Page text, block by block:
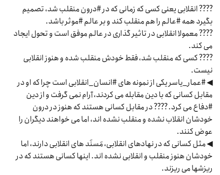
???? انقلابی یعنی کسی که زمانی که در #درون منقلب شد، تصمیم
بگیرد همه #عالم را هم منقلب کند و بر عالم #موثر باشد.
???? معمولا انقلابی در تاثیر گذاری در عالم موفق است و تحول ایجاد
می کند.
???? کسی که منقلب شد، فقط خودش منقلب شده و هنوز انقلابی
نیست.
◀ #عمار_یاسر یکی از نمونه های #انسان_انقلابی است چرا که او در
مقابل کسانی که با دین مقابله می کردند، آرام نمی گرفت و از دین
#دفاع می کرد. ???? در مقابل کسانی هستند که هنوز در درون
خودشان انقلاب نشده و منقلب نشده اند، اما می خواهند دیگران را
عوض کنند.
◀ مثل کسانی که در نهادهای انقلابی، مَسنَد های انقلابی دارند، اما
خودشان هنوز منقلب و انقلابی نشده اند. اینها کسانی هستند که در
ریزشها می ریزند.